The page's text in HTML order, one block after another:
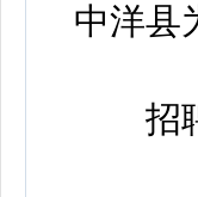
中洋县
招